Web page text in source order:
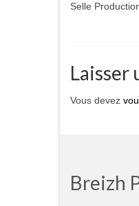
Selle
Laisser
Vous devez
Breizh